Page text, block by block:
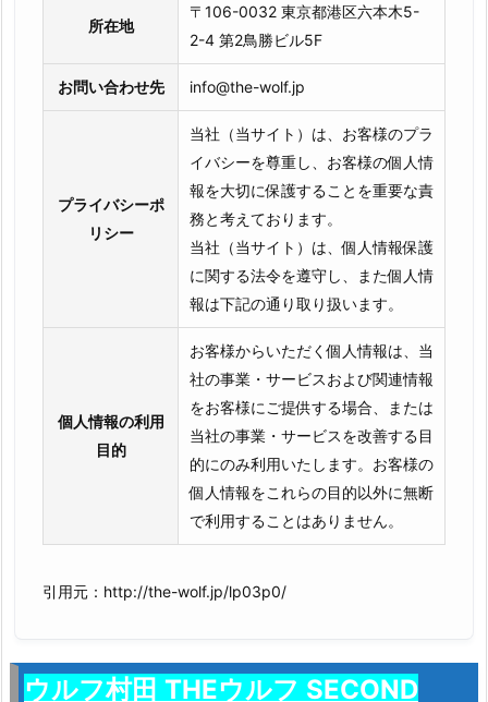
所在地
〒106-0032 東京都港区六本木5-
2-4 第2鳥勝ビル5F
お問い合わせ先 info@the-wolf.jp
プライバシーポ
リシー
当社（当サイト）は、お客様のプラ
イバシーを尊重し、お客様の個人情
報を大切に保護することを重要な責
務と考えております。
当社（当サイト）は、個人情報保護
に関する法令を遵守し、また個人情
報は下記の通り取り扱います。
個人情報の利用
目的
お客様からいただく個人情報は、当
社の事業・サービスおよび関連情報
をお客様にご提供する場合、または
当社の事業・サービスを改善する目
的にのみ利用いたします。お客様の
個人情報をこれらの目的以外に無断
で利用することはありません。
引用元：http://the-wolf.jp/lp03p0/
ウルフ村田 THEウルフ SECOND